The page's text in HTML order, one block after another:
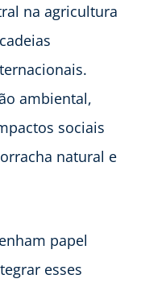
na agricultura
ambiental,
sociais
natural e
papel
esses